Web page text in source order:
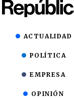
ACTUALIDAD
POLÍTICA
EMPRESA
OPINIÓN